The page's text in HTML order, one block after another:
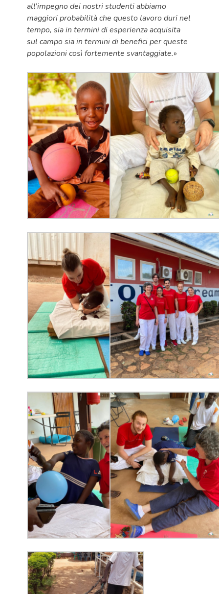
all’impegno dei nostri studenti abbiamo
maggiori probabilità che questo lavoro duri nel
tempo, sia in termini di esperienza acquisita
sul campo sia in termini di benefici per queste
popolazioni così fortemente svantaggiate.»